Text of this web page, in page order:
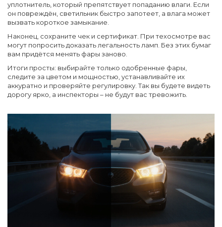
уплотнитель, который препятствует попаданию влаги. Если
он повреждён, светильник быстро запотеет, а влага может
вызвать короткое замыкание.
Наконец, сохраните чек и сертификат. При техосмотре вас
могут попросить доказать легальность ламп. Без этих бумаг
вам придётся менять фары заново.
Итоги просты: выбирайте только одобренные фары,
следите за цветом и мощностью, устанавливайте их
аккуратно и проверяйте регулировку. Так вы будете видеть
дорогу ярко, а инспекторы – не будут вас тревожить.